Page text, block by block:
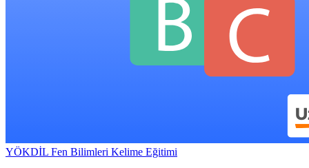
YÖKDİL Fen Bilimleri Kelime Eğitimi